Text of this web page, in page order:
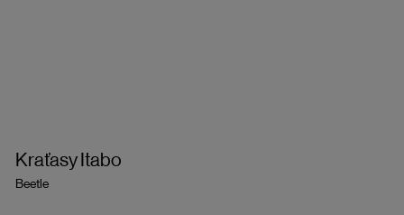
Kraťasy Itabo
Beetle